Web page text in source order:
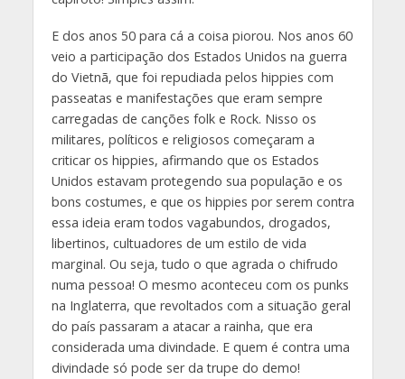
E dos anos 50 para cá a coisa piorou. Nos anos 60
veio a participação dos Estados Unidos na guerra
do Vietnã, que foi repudiada pelos hippies com
passeatas e manifestações que eram sempre
carregadas de canções folk e Rock. Nisso os
militares, políticos e religiosos começaram a
criticar os hippies, afirmando que os Estados
Unidos estavam protegendo sua população e os
bons costumes, e que os hippies por serem contra
essa ideia eram todos vagabundos, drogados,
libertinos, cultuadores de um estilo de vida
marginal. Ou seja, tudo o que agrada o chifrudo
numa pessoa! O mesmo aconteceu com os punks
na Inglaterra, que revoltados com a situação geral
do país passaram a atacar a rainha, que era
considerada uma divindade. E quem é contra uma
divindade só pode ser da trupe do demo!